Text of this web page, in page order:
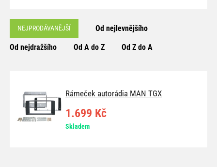
NEJPRODÁVANĚJŠÍ Od nejlevnějšího
Od nejdražšího Od A do Z Od Z do A
Rámeček autorádia MAN TGX
1.699 Kč
Skladem